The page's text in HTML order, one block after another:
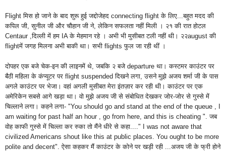
Flight मिस हो जाने के बाद शुरू हुई जद्दोजेहद connecting flight के लिए...बहुत मदद की
कपिल जी, सुनील जी और चौहान जी ने, लेकिन सफलता नहीं मिली । २१ की रात होटल
Centaur ,दिल्ली में हम IA के मेहमान रहे । अभी भी मुसीबत टली नहीं थी। २२august की
flightमें जगह मिलना अभी बाकी था। सभी flights फुल जा रही थीं ।
दोपहर एक बजे चेक-इन की लाइनमें थे, जबकि २ बजे departure था। कस्टमर काउंटर पर
बैठी महिला के कंप्यूटर पर flight suspended दिखने लगा, उसने मुझे अजय शर्मा जी के पास
अगले काउंटर पर भेजा। वहां अगली मुसीबत मेरा इंतज़ार कर रही थी। काउंटर पर एक
अमेरिकेन सबसे आगे खड़ा था। वो मुझे अजय जी से संबोधित देखकर जोर-जोर से गुस्से में
चिल्लाने लगा। कहने लगा- "You should go and stand at the end of the queue , I
am waiting for past half an hour , go from here, and this is cheating ". जब
वोह काफी गुस्से में चिल्ला कर रुका तो मैंने धीरे से कहा...." I was not aware that
civilized Americans shout like this at public places. You ought to be more
polite and decent". ऐसा कहकर मैं काउंटर के कोने पर खड़ी रही ...अजय जी के फ्री होने